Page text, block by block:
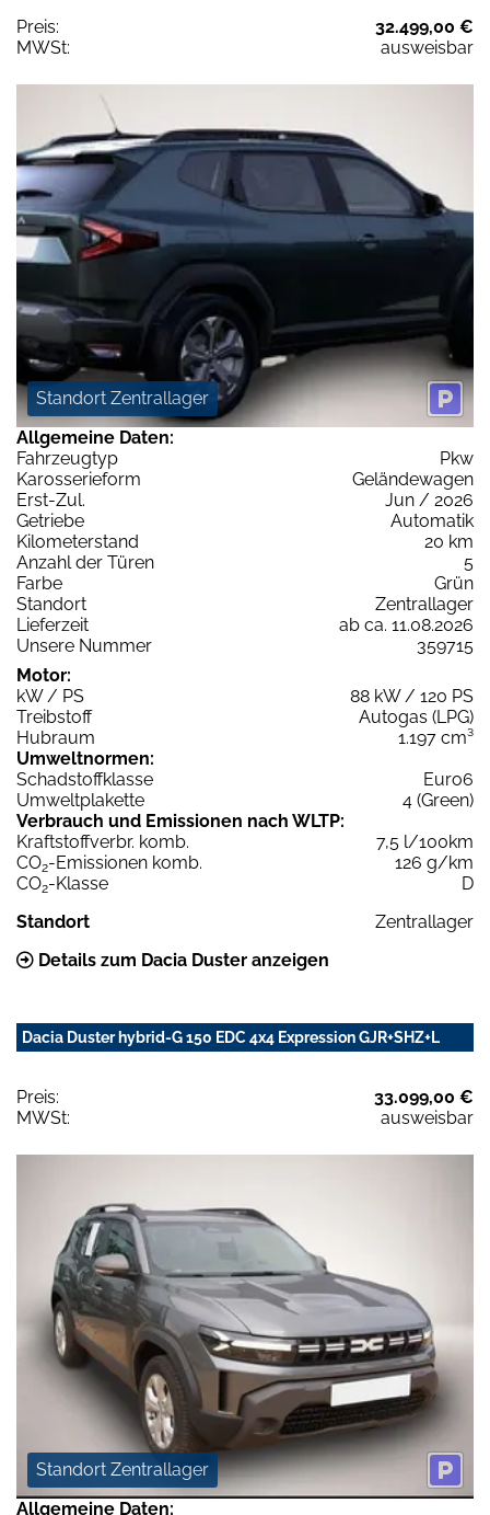
Preis:
32.499,00 €
MWSt:
ausweisbar
Standort Zentrallager
Allgemeine Daten:
Fahrzeugtyp
Pkw
Karosserieform
Geländewagen
Erst-Zul.
Jun / 2026
Getriebe
Automatik
Kilometerstand
20 km
Anzahl der Türen
5
Farbe
Grün
Standort
Zentrallager
Lieferzeit
ab ca. 11.08.2026
Unsere Nummer
359715
Motor:
kW / PS
88 kW / 120 PS
Treibstoff
Autogas (LPG)
Hubraum
1.197 cm³
Umweltnormen:
Schadstoffklasse
Euro6
Umweltplakette
4 (Green)
Verbrauch und Emissionen nach WLTP:
Kraftstoffverbr. komb.
7,5 l/100km
CO2-Emissionen komb.
126 g/km
CO2-Klasse
D
Standort
Zentrallager
Details zum Dacia Duster anzeigen
Dacia Duster hybrid-G 150 EDC 4x4 Expression GJR+SHZ+L
Preis:
33.099,00 €
MWSt:
ausweisbar
Standort Zentrallager
Allgemeine Daten: